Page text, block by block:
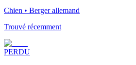
Chien • Berger allemand
Trouvé récemment
PERDU